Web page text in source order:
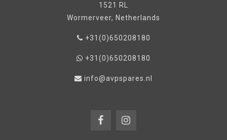
1521 RL
Wormerveer, Netherlands
+31(0)650208180
+31(0)650208180
info@avpspares.nl